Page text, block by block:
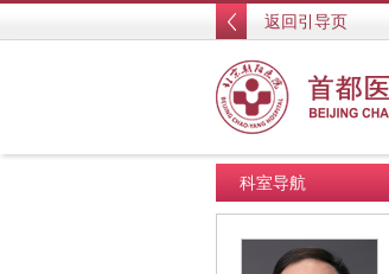
返回引导页
科室导航